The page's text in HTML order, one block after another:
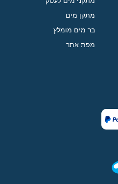
מתקן מים
בר מים מומלץ
מפת אתר